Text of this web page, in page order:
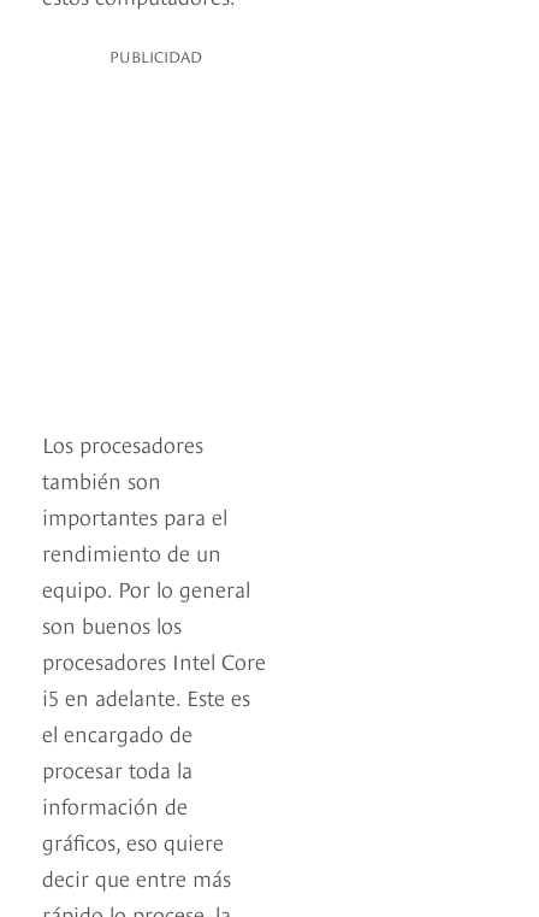
PUBLICIDAD
Los procesadores
también son
importantes para el
rendimiento de un
equipo. Por lo general
son buenos los
procesadores Intel Core
i5 en adelante. Este es
el encargado de
procesar toda la
información de
gráficos, eso quiere
decir que entre más